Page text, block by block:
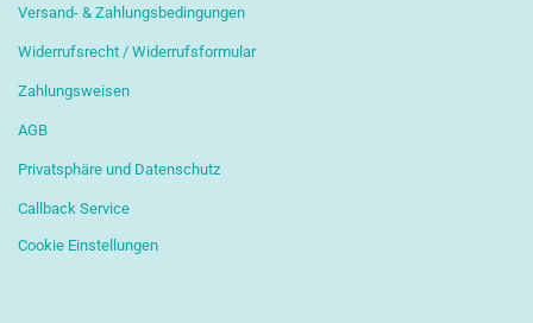
Versand- & Zahlungsbedingungen
Widerrufsrecht / Widerrufsformular
Zahlungsweisen
AGB
Privatsphäre und Datenschutz
Callback Service
Cookie Einstellungen